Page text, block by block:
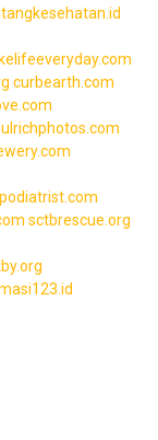
curbearth.com
sctbrescue.org